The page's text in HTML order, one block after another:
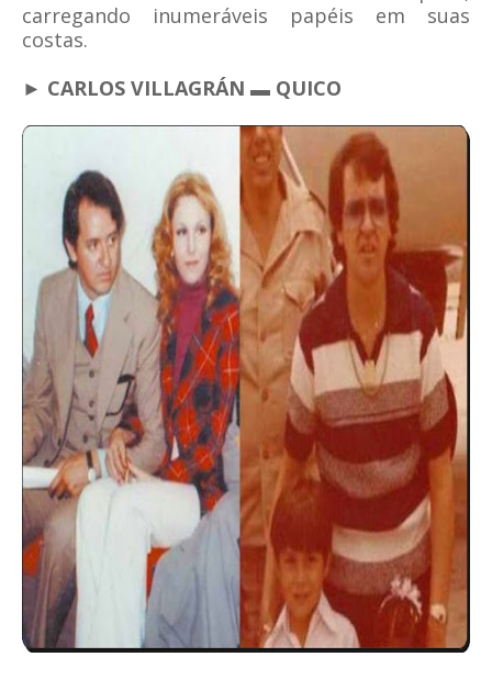
carregando inumeráveis papéis em suas
costas.
► CARLOS VILLAGRÁN ▬ QUICO